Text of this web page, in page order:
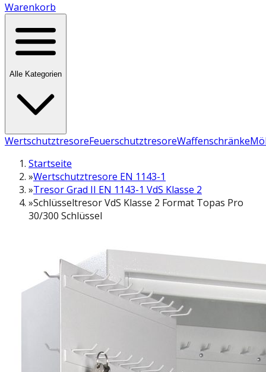
Warenkorb
Alle Kategorien
WertschutztresoreFeuerschutztresoreWaffenschränke
Startseite
»Wertschutztresore EN 1143-1
»Tresor Grad II EN 1143-1 VdS Klasse 2
»Schlüsseltresor VdS Klasse 2 Format Topas Pro
30/300 Schlüssel